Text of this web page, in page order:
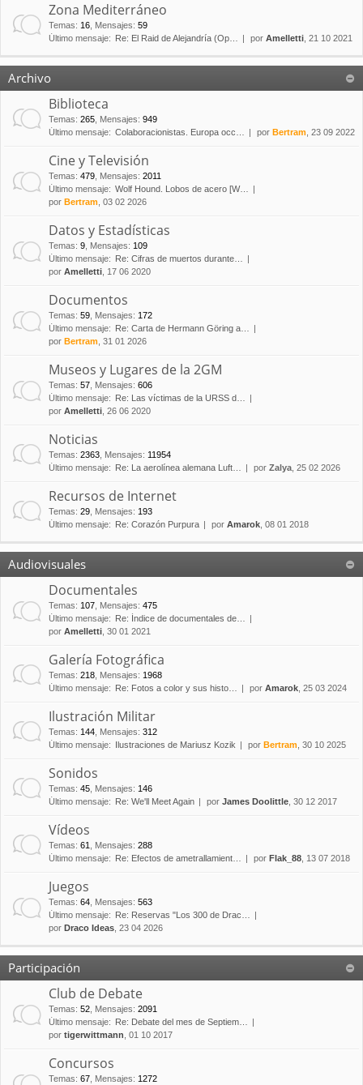
Zona Mediterráneo
Temas: 16 Mensajes: 59
Último mensaje:
Re: El Raid de Alejandría (Op… por Amelletti , 21 10 2021
Archivo
Biblioteca
Temas: 265 Mensajes: 949
Último mensaje: Colaboracionistas. Europa occ… por Bertram , 23 09 2022
Cine y Televisión
Temas: 479 Mensajes: 2011
Último mensaje: Wolf Hound. Lobos de acero [W…
por Bertram , 03 02 2026
Datos y Estadísticas
Temas: 9 Mensajes: 109
Último mensaje:
Re: Cifras de muertos durante…
por Amelletti , 17 06 2020
Documentos
Temas: 59 Mensajes: 172
Último mensaje:
Re: Carta de Hermann Göring a…
por Bertram , 31 01 2026
Museos y Lugares de la 2GM
Temas: 57 Mensajes: 606
Último mensaje:
Re: Las víctimas de la URSS d…
por Amelletti , 26 06 2020
Noticias
Temas: 2363 Mensajes: 11954
Último mensaje:
Re: La aerolínea alemana Luft… por Zalya , 25 02 2026
Recursos de Internet
Temas: 29 Mensajes: 193
Último mensaje:
Re: Corazón Purpura por Amarok , 08 01 2018
Audiovisuales
Documentales
Temas: 107 Mensajes: 475
Último mensaje:
Re: Índice de documentales de…
por Amelletti , 30 01 2021
Galería Fotográfica
Temas: 218 Mensajes: 1968
Último mensaje:
Re: Fotos a color y sus histo… por Amarok , 25 03 2024
Ilustración Militar
Temas: 144 Mensajes: 312
Último mensaje:
Ilustraciones de Mariusz Kozik por Bertram , 30 10 2025
Sonidos
Temas: 45 Mensajes: 146
Último mensaje:
Re: We'll Meet Again por James Doolittle , 30 12 2017
Vídeos
Temas: 61 Mensajes: 288
Último mensaje:
Re: Efectos de ametrallamient… por Flak_88 , 13 07 2018
Juegos
Temas: 64 Mensajes: 563
Último mensaje:
Re: Reservas "Los 300 de Drac…
por Draco Ideas , 23 04 2026
Participación
Club de Debate
Temas: 52 Mensajes: 2091
Último mensaje:
Re: Debate del mes de Septiem…
por tigerwittmann , 01 10 2017
Concursos
Temas: 67 Mensajes: 1272